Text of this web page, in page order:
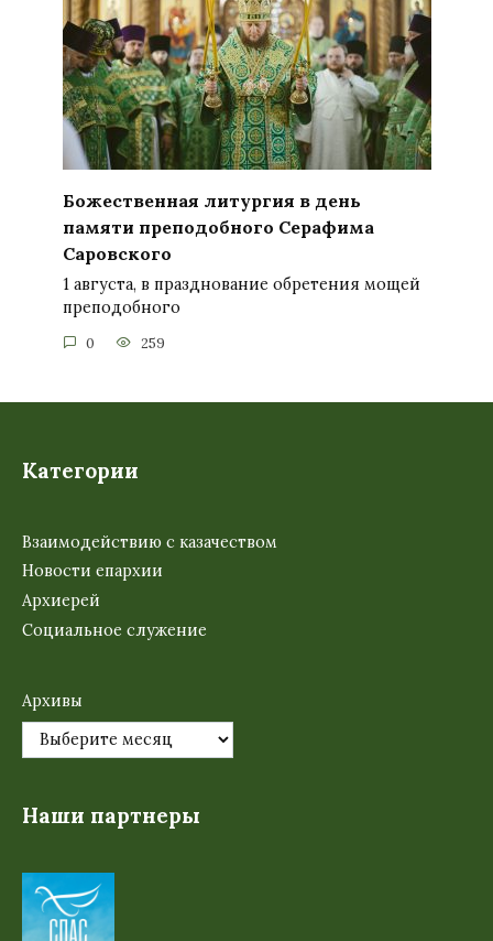
Божественная литургия в день
памяти преподобного Серафима
Саровского
1 августа, в празднование обретения мощей
преподобного
0 259
Категории
Взаимодействию с казачеством
Новости епархии
Архиерей
Социальное служение
Архивы
Наши партнеры